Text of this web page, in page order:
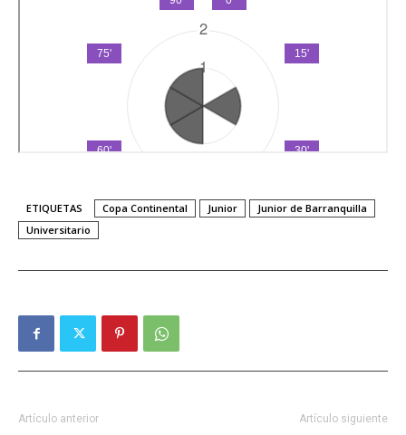
ETIQUETAS Copa Continental Junior
Junior de Barranquilla
Universitario
Artículo anterior Artículo siguiente